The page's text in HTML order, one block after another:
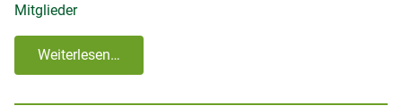
Mitglieder
Weiterlesen…